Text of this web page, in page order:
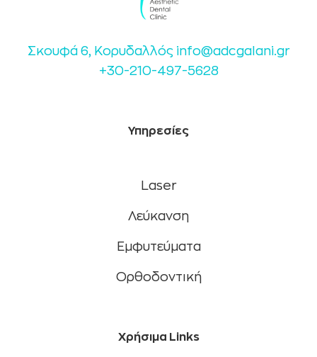
Σκουφά 6, Κορυδαλλός info@adcgalani.gr
+30-210-497-5628
Υπηρεσίες
Laser
Λεύκανση
Εμφυτεύματα
Ορθοδοντική
Χρήσιμα Links